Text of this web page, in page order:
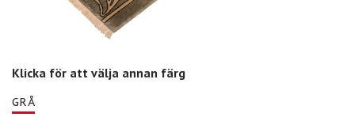
Klicka för att välja annan färg
GRÅ